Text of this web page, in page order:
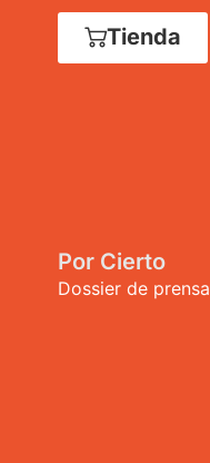
Tienda
Por Cierto
Dossier de prensa